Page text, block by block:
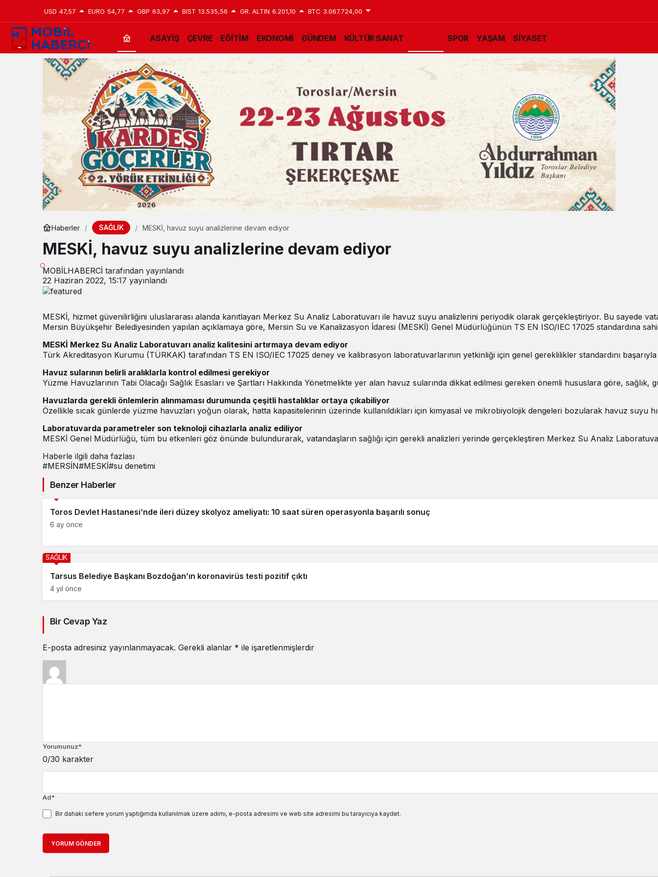
USD 47,57 EURO 54,77 GBP 63,97 BIST 13.535,56 GR. ALTIN 6.201,10 BTC 3.067.724,00
ASAYİŞ ÇEVRE EĞİTİM EKONOMİ GÜNDEM KÜLTÜR SANAT SPOR YAŞAM SİYASET
Haberler SAĞLIK MESKİ, havuz suyu analizlerine devam ediyor
MESKİ, havuz suyu analizlerine devam ediyor
MOBİLHABERCİ tarafından yayınlandı
22 Haziran 2022, 15:17 yayınlandı
MESKİ, hizmet güvenilirliğini uluslararası alanda kanıtlayan Merkez Su Analiz Laboratuvarı ile havuz suyu analizlerini periyodik olarak gerçekleştiriyor. Bu sayede
Mersin Büyükşehir Belediyesinden yapılan açıklamaya göre, Mersin Su ve Kanalizasyon İdaresi (MESKİ) Genel Müdürlüğünün TS EN ISO/IEC 17025
MESKİ Merkez Su Analiz Laboratuvarı analiz kalitesini artırmaya devam ediyor
Türk Akreditasyon Kurumu (TÜRKAK) tarafından TS EN ISO/IEC 17025 deney ve kalibrasyon laboratuvarlarının yetkinliği için genel gereklilikler standardını
Havuz sularının belirli aralıklarla kontrol edilmesi gerekiyor
Yüzme Havuzlarının Tabi Olacağı Sağlık Esasları ve Şartları Hakkında Yönetmelikte yer alan havuz sularında dikkat edilmesi gereken önemli hususlara göre,
Havuzlarda gerekli önlemlerin alınmaması durumunda çeşitli hastalıklar ortaya çıkabiliyor
Özellikle sıcak günlerde yüzme havuzları yoğun olarak, hatta kapasitelerinin üzerinde kullanıldıkları için kimyasal ve mikrobiyolojik dengeleri bozularak havuz suyu
Laboratuvarda parametreler son teknoloji cihazlarla analiz ediliyor
MESKİ Genel Müdürlüğü, tüm bu etkenleri göz önünde bulundurarak, vatandaşların sağlığı için gerekli analizleri yerinde gerçekleştiren Merkez Su Analiz
Haberle ilgili daha fazlası
#MERSİN#MESKİ#su denetimi
Benzer Haberler
Toros Devlet Hastanesi’nde ileri düzey skolyoz ameliyatı: 10 saat süren operasyonla başarılı sonuç
6 ay önce
Tarsus Belediye Başkanı Bozdoğan’ın koronavirüs testi pozitif çıktı
SAĞLIK
4 yıl önce
Bir Cevap Yaz
E-posta adresiniz yayınlanmayacak. Gerekli alanlar * ile işaretlenmişlerdir
Yorumunuz*
0/30 karakter
Ad*
Bir dahaki sefere yorum yaptığımda kullanılmak üzere adımı, e-posta adresimi ve web site adresimi bu tarayıcıya kaydet.
YORUM GÖNDER